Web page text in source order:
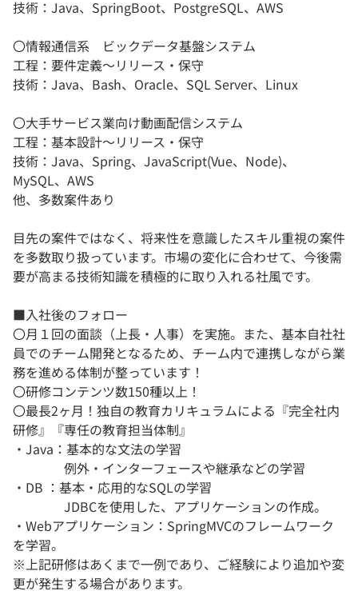
技術：Java、SpringBoot、PostgreSQL、AWS
〇情報通信系 ビックデータ基盤システム
工程：要件定義～リリース・保守
技術：Java、Bash、Oracle、SQL Server、Linux
〇大手サービス業向け動画配信システム
工程：基本設計～リリース・保守
技術：Java、Spring、JavaScript(Vue、Node)、
MySQL、AWS
他、多数案件あり
目先の案件ではなく、将来性を意識したスキル重視の案件
を多数取り扱っています。市場の変化に合わせて、今後需
要が高まる技術知識を積極的に取り入れる社風です。
■入社後のフォロー
〇月１回の面談（上長・人事）を実施。また、基本自社社
員でのチーム開発となるため、チーム内で連携しながら業
務を進める体制が整っています！
〇研修コンテンツ数150種以上！
〇最長2ヶ月！独自の教育カリキュラムによる『完全社内
研修』『専任の教育担当体制』
・Java：基本的な文法の学習
例外・インターフェースや継承などの学習
・DB ：基本・応用的なSQLの学習
JDBCを使用した、アプリケーションの作成。
・Webアプリケーション：SpringMVCのフレームワーク
を学習。
※上記研修はあくまで一例であり、ご経験により追加や変
更が発生する場合があります。